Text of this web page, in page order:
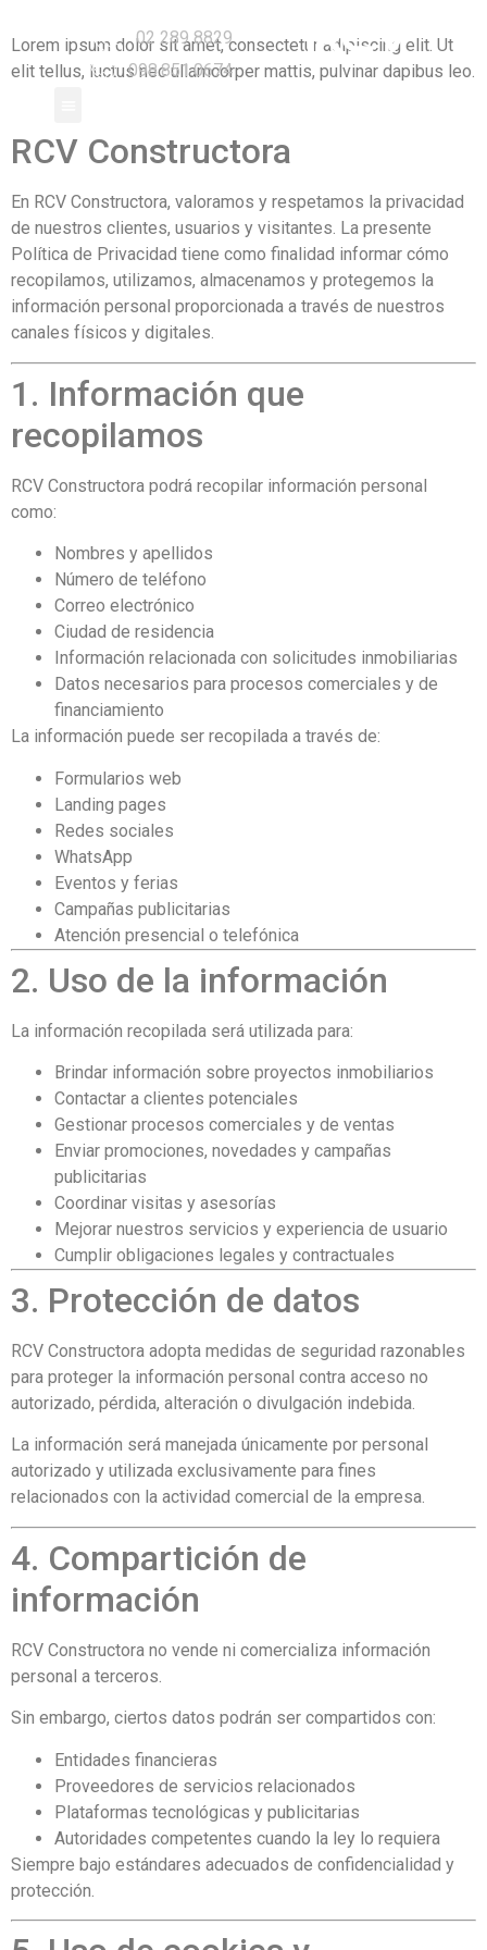
02 289 8829
098.851.0674
Lorem ipsum dolor sit amet, consectetur adipiscing elit. Ut
elit tellus, luctus nec ullamcorper mattis, pulvinar dapibus leo.
RCV Constructora
En RCV Constructora, valoramos y respetamos la privacidad
de nuestros clientes, usuarios y visitantes. La presente
Política de Privacidad tiene como finalidad informar cómo
recopilamos, utilizamos, almacenamos y protegemos la
información personal proporcionada a través de nuestros
canales físicos y digitales.
1. Información que
recopilamos
RCV Constructora podrá recopilar información personal
como:
Nombres y apellidos
Número de teléfono
Correo electrónico
Ciudad de residencia
Información relacionada con solicitudes inmobiliarias
Datos necesarios para procesos comerciales y de
financiamiento
La información puede ser recopilada a través de:
Formularios web
Landing pages
Redes sociales
WhatsApp
Eventos y ferias
Campañas publicitarias
Atención presencial o telefónica
2. Uso de la información
La información recopilada será utilizada para:
Brindar información sobre proyectos inmobiliarios
Contactar a clientes potenciales
Gestionar procesos comerciales y de ventas
Enviar promociones, novedades y campañas
publicitarias
Coordinar visitas y asesorías
Mejorar nuestros servicios y experiencia de usuario
Cumplir obligaciones legales y contractuales
3. Protección de datos
RCV Constructora adopta medidas de seguridad razonables
para proteger la información personal contra acceso no
autorizado, pérdida, alteración o divulgación indebida.
La información será manejada únicamente por personal
autorizado y utilizada exclusivamente para fines
relacionados con la actividad comercial de la empresa.
4. Compartición de
información
RCV Constructora no vende ni comercializa información
personal a terceros.
Sin embargo, ciertos datos podrán ser compartidos con:
Entidades financieras
Proveedores de servicios relacionados
Plataformas tecnológicas y publicitarias
Autoridades competentes cuando la ley lo requiera
Siempre bajo estándares adecuados de confidencialidad y
protección.